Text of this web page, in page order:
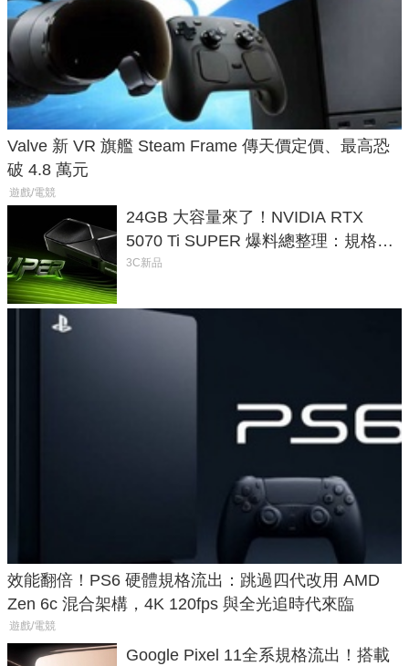
Valve 新 VR 旗艦 Steam Frame 傳天價定價、最高恐
破 4.8 萬元
遊戲/電競
24GB 大容量來了！NVIDIA RTX
5070 Ti SUPER 爆料總整理：規格、
功耗、上市時間
3C新品
效能翻倍！PS6 硬體規格流出：跳過四代改用 AMD
Zen 6c 混合架構，4K 120fps 與全光追時代來臨
遊戲/電競
Google Pixel 11全系規格流出！搭載